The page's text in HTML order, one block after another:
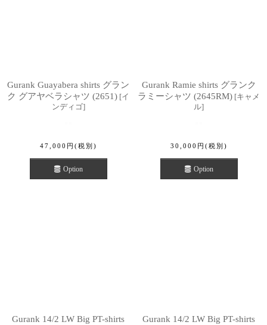
Gurank Guayabera shirts グラン
ク グアヤベラシャツ (2651) [イ
ンディゴ]
47,000 円 (税別)
Option
Gurank Ramie shirts グランク
ラミーシャツ (2645RM) [キャメ
ル]
30,000 円 (税別)
Option
Gurank 14/2 LW Big PT-shirts
Gurank 14/2 LW Big PT-shirts